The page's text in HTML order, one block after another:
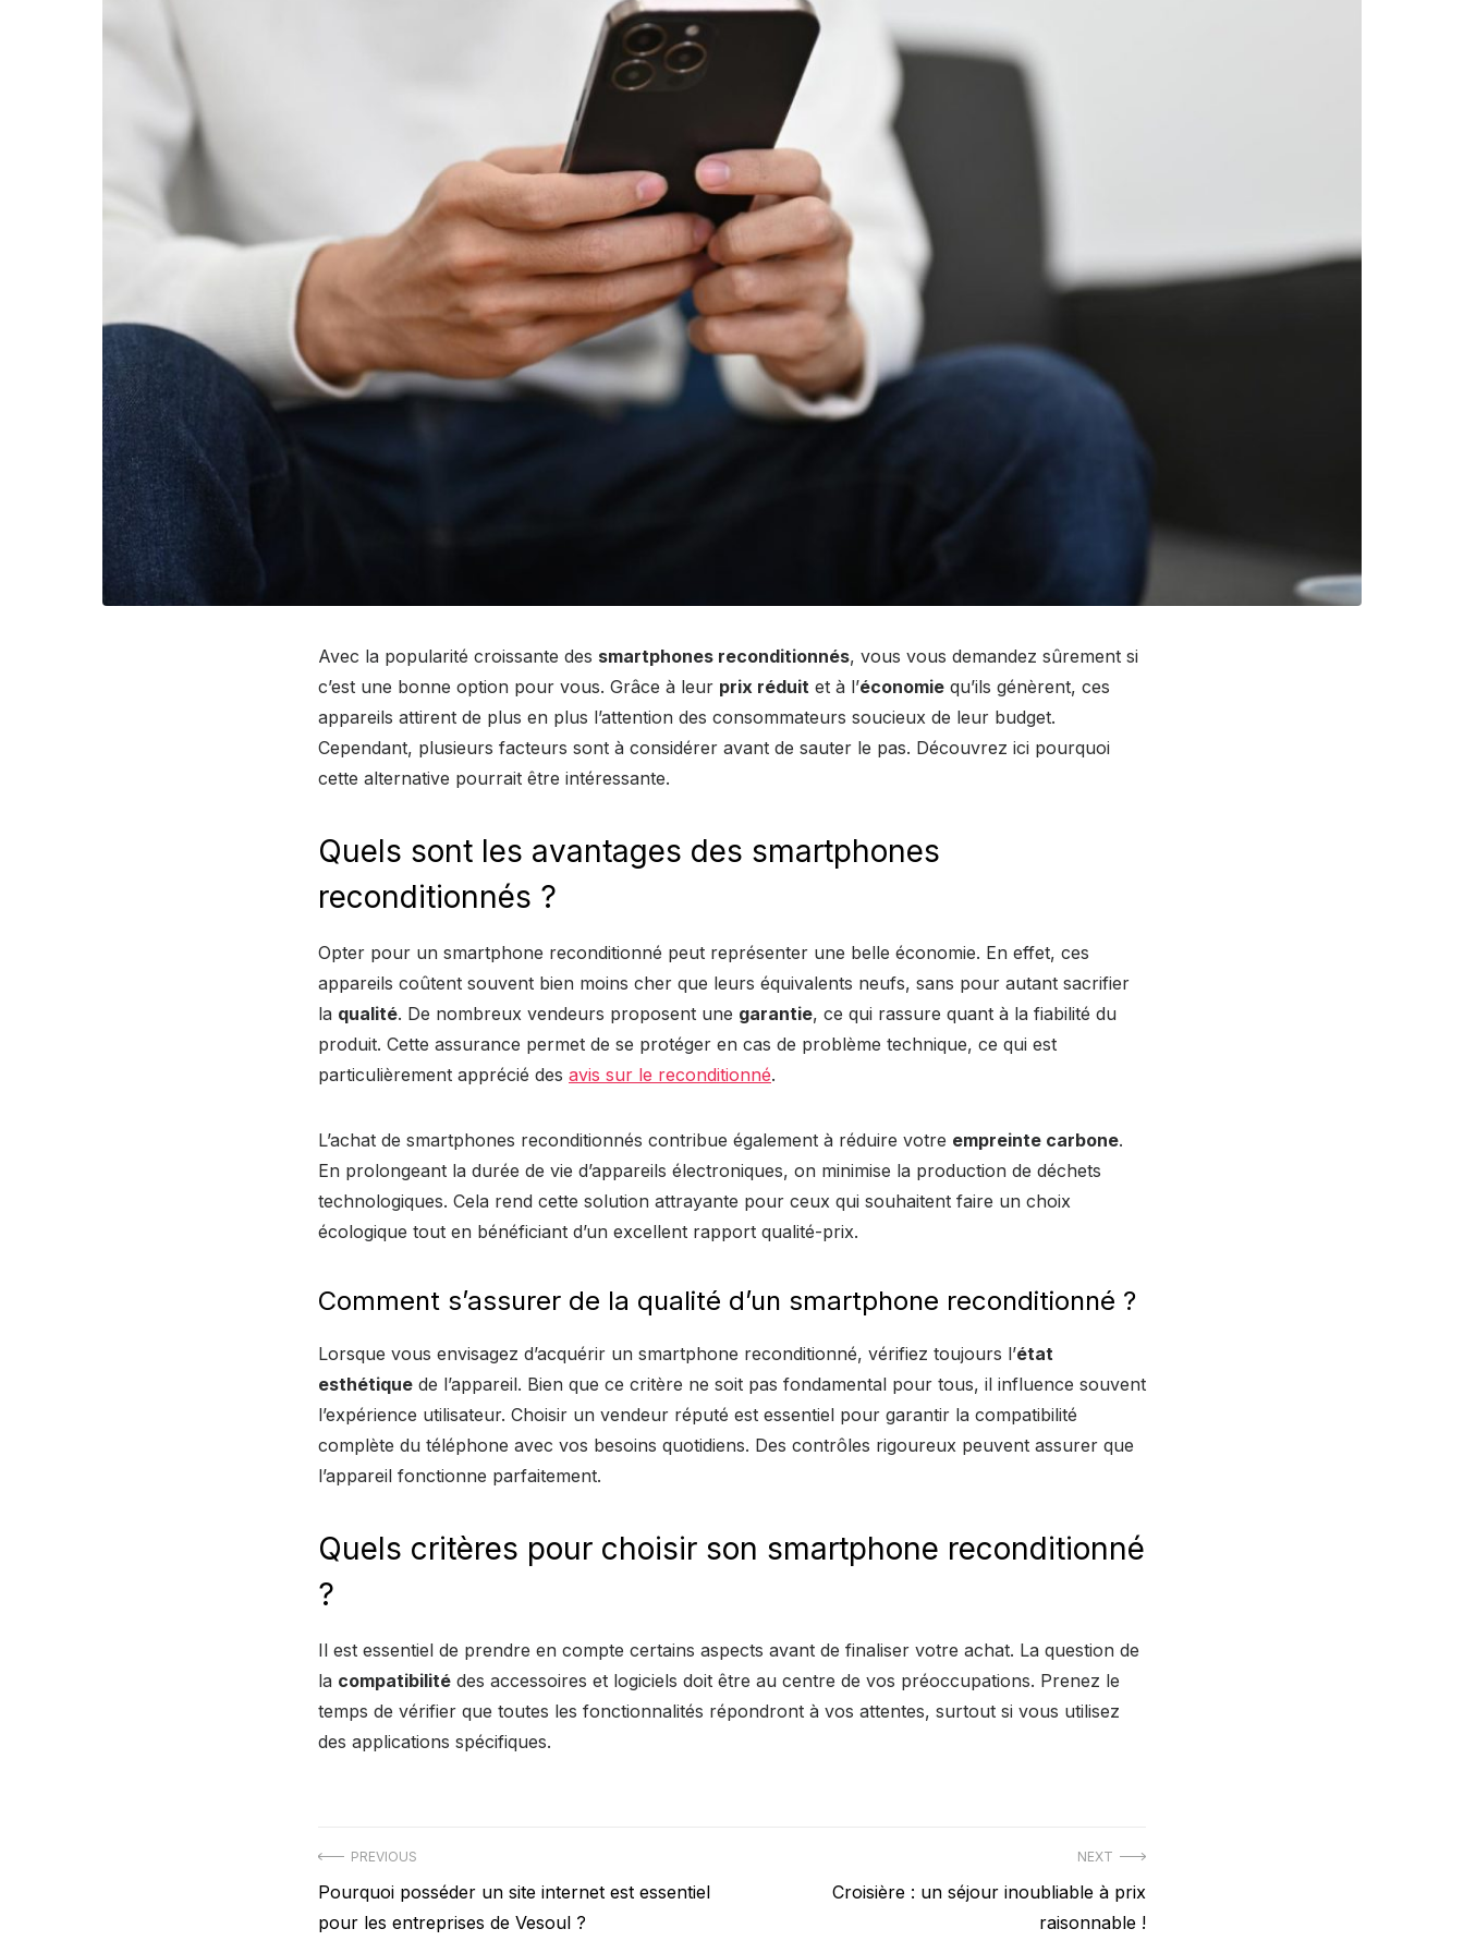
Avec la popularité croissante des smartphones reconditionnés, vous vous demandez sûrement si
c’est une bonne option pour vous. Grâce à leur prix réduit et à l’économie qu’ils génèrent, ces
appareils attirent de plus en plus l’attention des consommateurs soucieux de leur budget.
Cependant, plusieurs facteurs sont à considérer avant de sauter le pas. Découvrez ici pourquoi
cette alternative pourrait être intéressante.
Quels sont les avantages des smartphones
reconditionnés ?
Opter pour un smartphone reconditionné peut représenter une belle économie. En effet, ces
appareils coûtent souvent bien moins cher que leurs équivalents neufs, sans pour autant sacrifier
la qualité. De nombreux vendeurs proposent une garantie, ce qui rassure quant à la fiabilité du
produit. Cette assurance permet de se protéger en cas de problème technique, ce qui est
particulièrement apprécié des avis sur le reconditionné.
L’achat de smartphones reconditionnés contribue également à réduire votre empreinte carbone.
En prolongeant la durée de vie d’appareils électroniques, on minimise la production de déchets
technologiques. Cela rend cette solution attrayante pour ceux qui souhaitent faire un choix
écologique tout en bénéficiant d’un excellent rapport qualité-prix.
Comment s’assurer de la qualité d’un smartphone reconditionné ?
Lorsque vous envisagez d’acquérir un smartphone reconditionné, vérifiez toujours l’état
esthétique de l’appareil. Bien que ce critère ne soit pas fondamental pour tous, il influence souvent
l’expérience utilisateur. Choisir un vendeur réputé est essentiel pour garantir la compatibilité
complète du téléphone avec vos besoins quotidiens. Des contrôles rigoureux peuvent assurer que
l’appareil fonctionne parfaitement.
Quels critères pour choisir son smartphone reconditionné
?
Il est essentiel de prendre en compte certains aspects avant de finaliser votre achat. La question de
la compatibilité des accessoires et logiciels doit être au centre de vos préoccupations. Prenez le
temps de vérifier que toutes les fonctionnalités répondront à vos attentes, surtout si vous utilisez
des applications spécifiques.
Navigation
de
PREVIOUS
Previous
post:
Pourquoi posséder un site internet est essentiel
pour les entreprises de Vesoul ?
NEXT
Croisière : un séjour inoubliable à prix
raisonnable !